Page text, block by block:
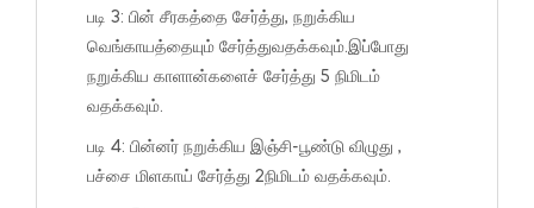
படி 3: பின் சீரகத்தை சேர்த்து, நறுக்கிய
வெங்காயத்தையும் சேர்த்துவதக்கவும்.இப்போது
நறுக்கிய காளான்களைச் சேர்த்து 5 நிமிடம்
வதக்கவும்.
படி 4: பின்னர் நறுக்கிய இஞ்சி-பூண்டு விழுது ,
பச்சை மிளகாய் சேர்த்து 2நிமிடம் வதக்கவும்.